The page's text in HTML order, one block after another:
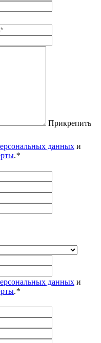
Прикрепить
данных и
.*
данных и
.*